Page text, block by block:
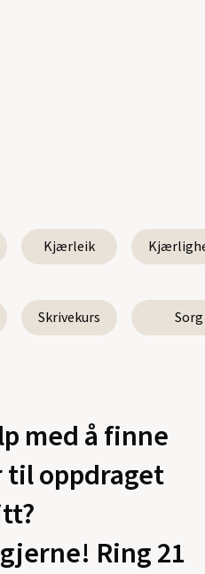
Kjærleik
Skrivekurs Sorg
med å finne
oppdraget
Ring 21